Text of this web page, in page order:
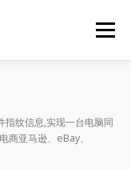
Menu
指纹信息,实现一台电脑同
商亚马逊、eBay、